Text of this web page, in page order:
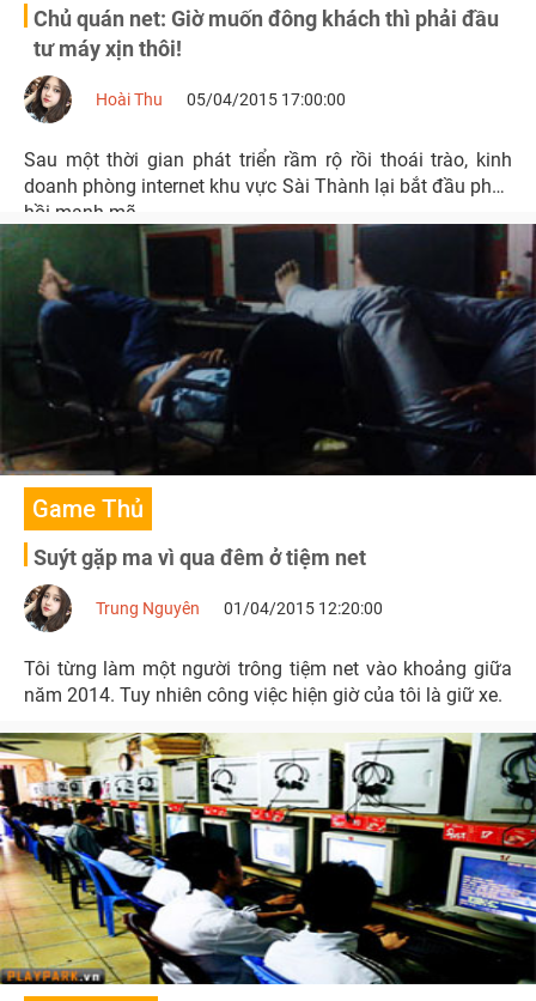
Chủ quán net: Giờ muốn đông khách thì phải đầu
tư máy xịn thôi!
Hoài Thu 05/04/2015 17:00:00
Sau một thời gian phát triển rầm rộ rồi thoái trào, kinh
doanh phòng internet khu vực Sài Thành lại bắt đầu phục
hồi mạnh mẽ.
Game Thủ
Suýt gặp ma vì qua đêm ở tiệm net
Trung Nguyên 01/04/2015 12:20:00
Tôi từng làm một người trông tiệm net vào khoảng giữa
năm 2014. Tuy nhiên công việc hiện giờ của tôi là giữ xe.